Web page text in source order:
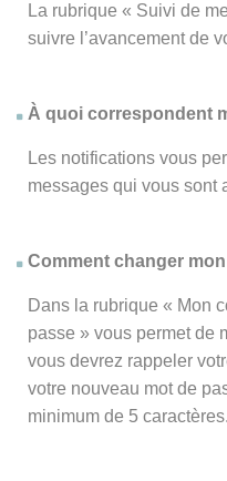
La rubrique « Suivi de
suivre l’avancement de
À quoi correspondent
Les notifications vous
messages qui vous sont
Comment changer
Dans la rubrique « Mon
passe » vous permet de
vous devrez rappeler
votre nouveau mot de
minimum de 5 caractères.